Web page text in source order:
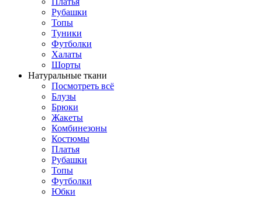
Рубашки
Топы
Туники
Футболки
Халаты
Шорты
Натуральные ткани
Посмотреть всё
Блузы
Брюки
Жакеты
Комбинезоны
Костюмы
Платья
Рубашки
Топы
Футболки
Юбки